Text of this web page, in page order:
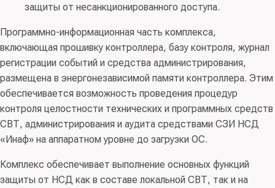
защиты от несанкционированного доступа.
Программно-информационная часть комплекса,
включающая прошивку контроллера, базу контроля, журнал
регистрации событий и средства администрирования,
размещена в энергонезависимой памяти контроллера. Этим
обеспечивается возможность проведения процедур
контроля целостности технических и программных средств
СВТ, администрирования и аудита средствами СЗИ НСД
«Инаф» на аппаратном уровне до загрузки ОС.
Комплекс обеспечивает выполнение основных функций
защиты от НСД как в составе локальной СВТ, так и на